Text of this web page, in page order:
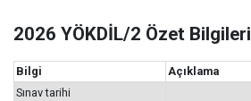
2026 YÖKDİL/2 Özet Bilgileri
Bilgi
Açıklama
Sınav tarihi